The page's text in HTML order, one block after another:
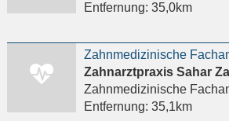
Entfernung: 35,0km
Zahnmedizinische
Zahnarztpraxis Sahar
Zahnmedizinische
Entfernung: 35,1km